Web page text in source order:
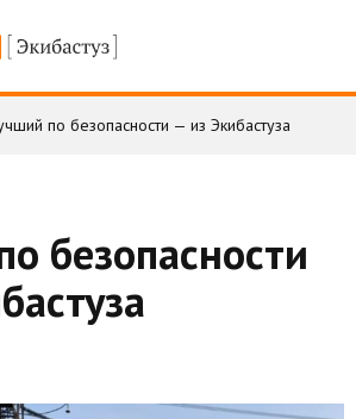
по безопасности — из Экибастуза
безопасности